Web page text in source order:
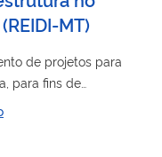
MT)
de projetos para
para fins de
para o
na
jurídicas de direito